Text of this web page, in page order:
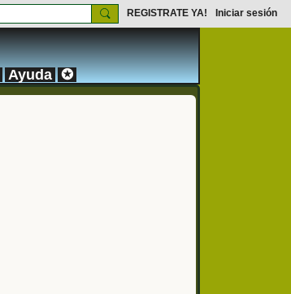
REGISTRATE YA! Iniciar sesión
Ayuda ✪